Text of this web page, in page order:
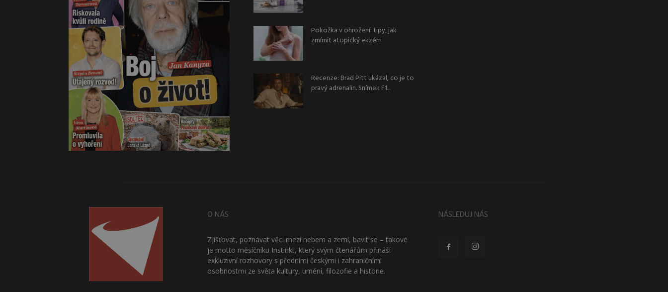
Pokožka v ohrožení: tipy, jak
zmírnit atopický ekzém
Recenze: Brad Pitt ukázal, co je to
pravý adrenalin. Snímek F1...
O NÁS
Zjišťovat, poznávat věci mezi nebem a zemí, bavit se – takové
je motto měsíčníku Instinkt, který svým čtenářům přináší
exkluzivní rozhovory s předními českými i zahraničními
osobnostmi ze světa kultury, umění, filozofie a historie.
NÁSLEDUJ NÁS